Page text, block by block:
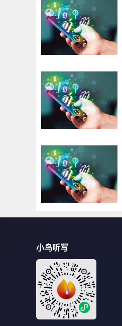
小鸟听写